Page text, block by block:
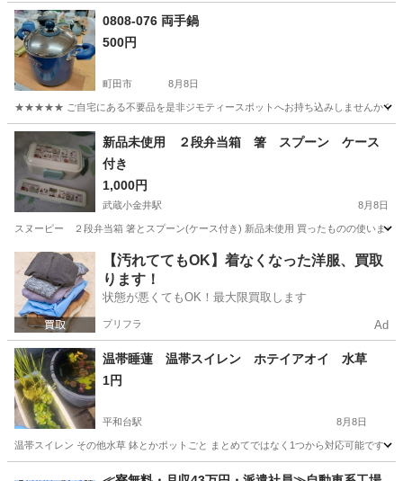
東京 練馬区 家庭用品
0808-076 両手鍋
500円
町田市 8月8日
★★★★★ ご自宅にある不要品を是非ジモティースポットへお持ち込みしませんか？
東京 町田市 調理器具 手鍋
新品未使用 ２段弁当箱 箸 スプーン ケース
付き
1,000円
武蔵小金井駅 8月8日
スヌーピー ２段弁当箱 箸とスプーン(ケース付き) 新品未使用 買ったものの使いませ
東京 小金井市 武蔵小金井駅 食器 弁当箱
【汚れててもOK】着なくなった洋服、買取
ります！
状態が悪くてもOK！最大限買取します
プリフラ Ad
温帯睡蓮 温帯スイレン ホテイアオイ 水草
1円
平和台駅 8月8日
温帯スイレン その他水草 鉢とかポットごと まとめてではなく1つから対応可能です
平和台駅 家庭用品